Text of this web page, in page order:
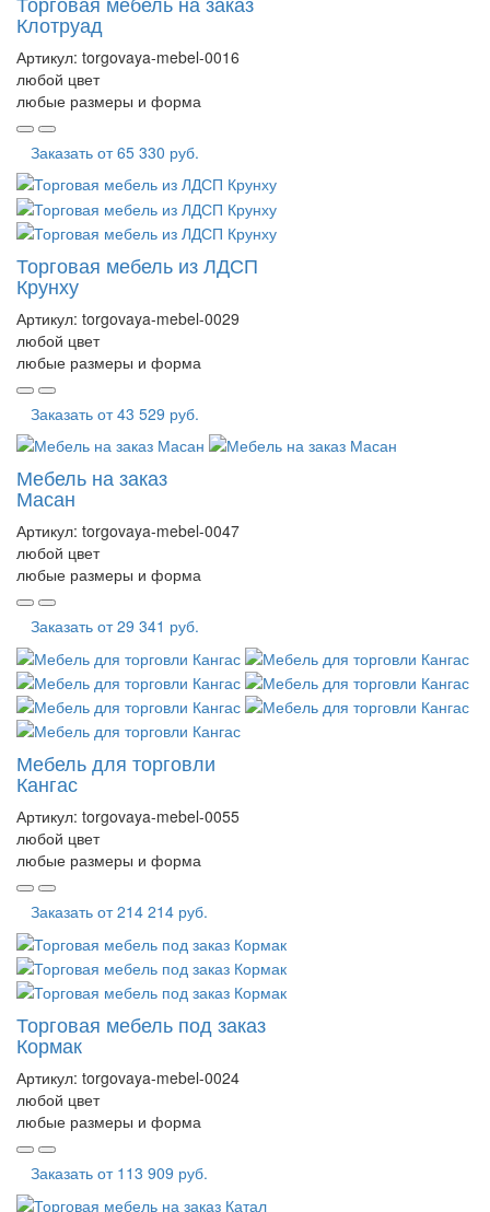
Клотруад
Артикул: torgovaya-mebel-0016
любой цвет
любые размеры и форма
Заказать от65 330 руб.
Торговая мебель из ЛДСП
Крунху
Артикул: torgovaya-mebel-0029
любой цвет
любые размеры и форма
Заказать от43 529 руб.
Мебель на заказ
Масан
Артикул: torgovaya-mebel-0047
любой цвет
любые размеры и форма
Заказать от29 341 руб.
Мебель для торговли
Кангас
Артикул: torgovaya-mebel-0055
любой цвет
любые размеры и форма
Заказать от214 214 руб.
Торговая мебель под заказ
Кормак
Артикул: torgovaya-mebel-0024
любой цвет
любые размеры и форма
Заказать от 113 909 руб.